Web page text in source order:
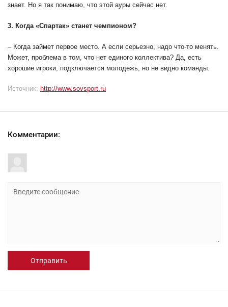
знает. Но я так понимаю, что этой ауры сейчас нет.
3. Когда «Спартак» станет чемпионом?
– Когда займет первое место. А если серьезно, надо что-то менять.
Может, проблема в том, что нет единого коллектива? Да, есть
хорошие игроки, подключается молодежь, но не видно команды.
Источник: http://www.sovsport.ru
Комментарии:
Отправить